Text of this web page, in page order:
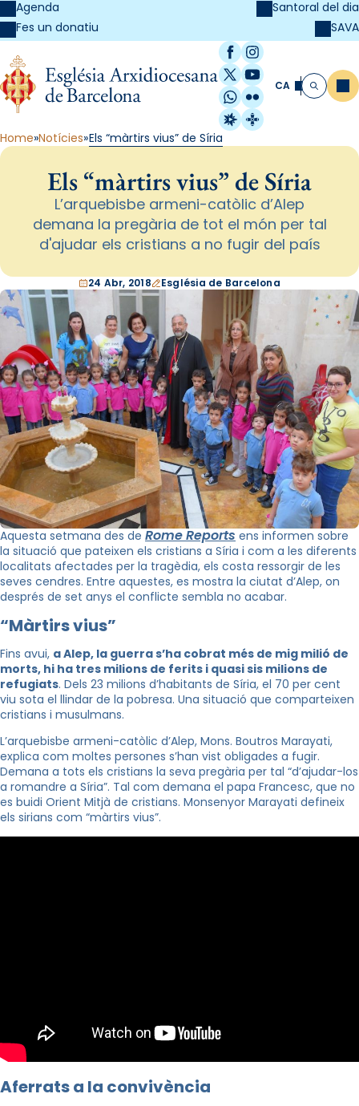
Agenda
Fes un donatiu
Santoral del dia
SAVA
Facebook
Instagram
X / Twitter
YouTube
WhatsApp
Flickr
Radio Estel
Catalunya
CA Cerca
Home Notícies Els “màrtirs vius” de Síria
Els “màrtirs vius” de Síria
L’arquebisbe armeni-catòlic d’Alep
demana la pregària de tot el món per tal
d'ajudar els cristians a no fugir del país
24 Abr, 2018 Església de Barcelona
Aquesta setmana des de Rome Reports ens informen sobre
la situació que pateixen els cristians a Síria i com a les diferents
localitats afectades per la tragèdia, els costa ressorgir de les
seves cendres. Entre aquestes, es mostra la ciutat d’Alep, on
després de set anys el conflicte sembla no acabar.
“Màrtirs vius”
Fins avui, a Alep, la guerra s’ha cobrat més de mig milió de
morts, hi ha tres milions de ferits i quasi sis milions de
refugiats. Dels 23 milions d’habitants de Síria, el 70 per cent
viu sota el llindar de la pobresa. Una situació que comparteixen
cristians i musulmans.
L’arquebisbe armeni-catòlic d’Alep, Mons. Boutros Marayati,
explica com moltes persones s’han vist obligades a fugir.
Demana a tots els cristians la seva pregària per tal “d’ajudar-los
a romandre a Síria”. Tal com demana el papa Francesc, que no
es buidi Orient Mitjà de cristians. Monsenyor Marayati defineix
els sirians com “màrtirs vius”.
Aferrats a la convivència